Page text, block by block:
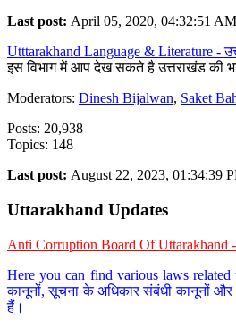
Last post: April 05, 2020, 04:32:51 AM
Utttarakhand Language & Literature -
इस विभाग में आप देख सकते है उत्तराखंड की
Moderators: Dinesh Bijalwan, Saket
Posts: 20,938
Topics: 148
Last post: August 22, 2023, 01:34:39
Uttarakhand Updates
Anti Corruption Board Of Uttarakhand
Here you can find various laws related
कानूनों, सूचना के अधिकार संबंधी कानूनों और
हैं।